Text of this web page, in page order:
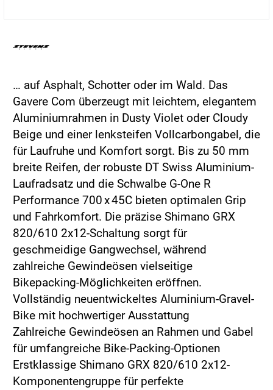
… auf Asphalt, Schotter oder im Wald. Das
Gavere Com überzeugt mit leichtem, elegantem
Aluminiumrahmen in Dusty Violet oder Cloudy
Beige und einer lenksteifen Vollcarbongabel, die
für Laufruhe und Komfort sorgt. Bis zu 50 mm
breite Reifen, der robuste DT Swiss Aluminium-
Laufradsatz und die Schwalbe G-One R
Performance 700 x 45C bieten optimalen Grip
und Fahrkomfort. Die präzise Shimano GRX
820/610 2x12-Schaltung sorgt für
geschmeidige Gangwechsel, während
zahlreiche Gewindeösen vielseitige
Bikepacking-Möglichkeiten eröffnen.
Vollständig neuentwickeltes Aluminium-Gravel-
Bike mit hochwertiger Ausstattung
Zahlreiche Gewindeösen an Rahmen und Gabel
für umfangreiche Bike-Packing-Optionen
Erstklassige Shimano GRX 820/610 2x12-
Komponentengruppe für perfekte